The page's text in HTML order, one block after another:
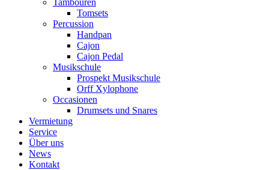
Tambouren
Tomsets
Percussion
Handpan
Cajon
Cajon Pedal
Musikschule
Prospekt Musikschule
Orff Xylophone
Occasionen
Drumsets und Snares
Vermietung
Service
Über uns
News
Kontakt